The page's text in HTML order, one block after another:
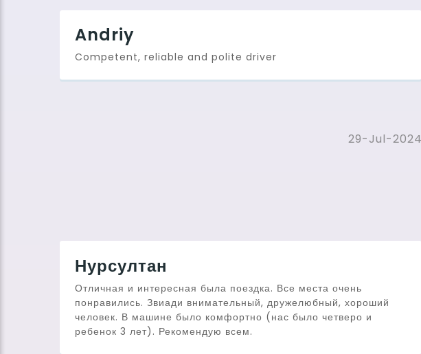
Andriy
Competent, reliable and polite driver
29-Jul-2024
Нурсултан
Отличная и интересная была поездка. Все места очень
понравились. Звиади внимательный, дружелюбный, хороший
человек. В машине было комфортно (нас было четверо и
ребенок 3 лет). Рекомендую всем.